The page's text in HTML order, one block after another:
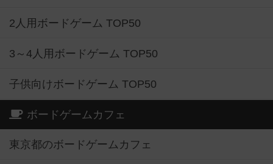
2人用ボードゲーム TOP50
3～4人用ボードゲーム TOP50
子供向けボードゲーム TOP50
ボードゲームカフェ
東京都のボードゲームカフェ